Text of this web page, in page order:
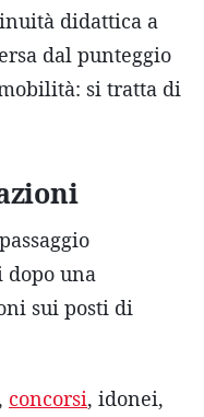
didattica a
dal punteggio
si tratta di
una
sui posti di
concorsi, idonei,